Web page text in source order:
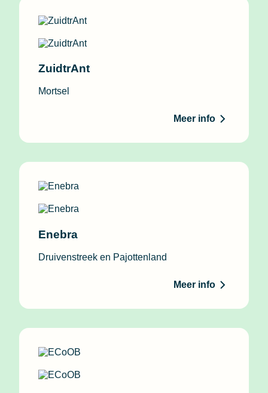
ZuidtrAnt
Mortsel
Meer info
Enebra
Druivenstreek en Pajottenland
Meer info